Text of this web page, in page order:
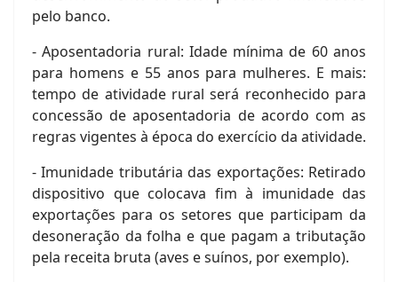
pelo banco.
- Aposentadoria rural: Idade mínima de 60 anos
para homens e 55 anos para mulheres. E mais:
tempo de atividade rural será reconhecido para
concessão de aposentadoria de acordo com as
regras vigentes à época do exercício da atividade.
- Imunidade tributária das exportações: Retirado
dispositivo que colocava fim à imunidade das
exportações para os setores que participam da
desoneração da folha e que pagam a tributação
pela receita bruta (aves e suínos, por exemplo).